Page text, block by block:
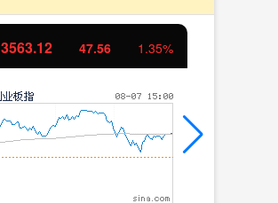
3563.12 47.56 1.35%